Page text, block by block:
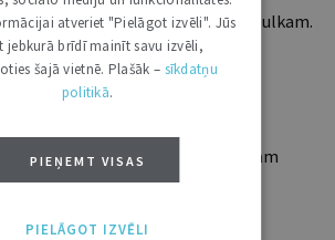
aicinām pievienoties lasītāju pulkam.
piekļuvi digitālajam saturam!
ABONĒT
veidus. Vienam lietotājam
(3, 6 un 12 mēnešiem).
atveriet "Pielāgot izvēli". Jūs
jebkurā brīdī mainīt savu izvēli,
šajā vietnē. Plašāk – sīkdatņu
politikā.
PIEŅEMT VISAS
PIELĀGOT IZVĒLI